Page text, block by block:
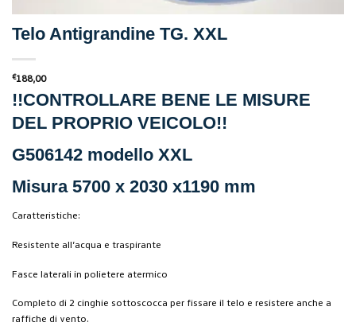
Telo Antigrandine TG. XXL
€188,00
!!CONTROLLARE BENE LE MISURE
DEL PROPRIO VEICOLO!!
G506142 modello XXL
Misura 5700 x 2030 x1190 mm
Caratteristiche:
Resistente all’acqua e traspirante
Fasce laterali in polietere atermico
Completo di 2 cinghie sottoscocca per fissare il telo e resistere anche a
raffiche di vento.